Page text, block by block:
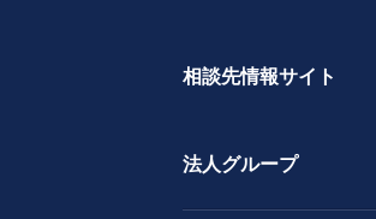
相談先情報サイト
法人グループ